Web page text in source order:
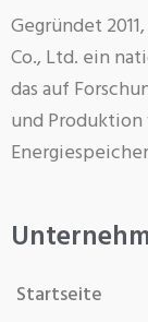
Gegründet
Co., Ltd. ein
das auf
und
Startseite